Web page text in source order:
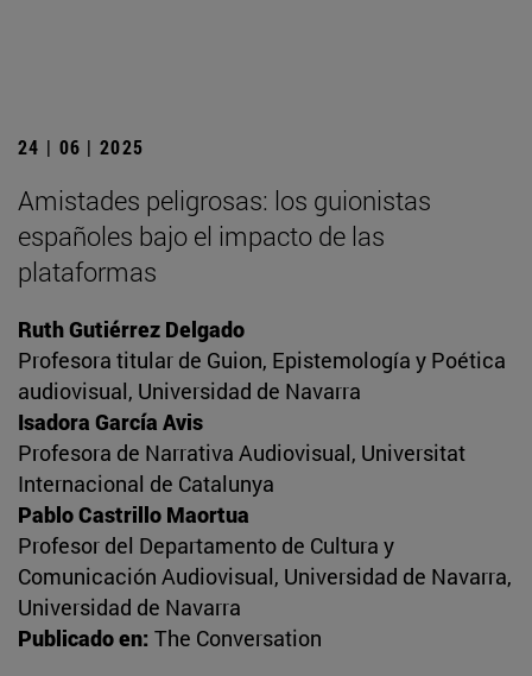
24 | 06 | 2025
Amistades peligrosas: los guionistas
españoles bajo el impacto de las
plataformas
Ruth Gutiérrez Delgado
Profesora titular de Guion, Epistemología y Poética
audiovisual, Universidad de Navarra
Isadora García Avis
Profesora de Narrativa Audiovisual, Universitat
Internacional de Catalunya
Pablo Castrillo Maortua
Profesor del Departamento de Cultura y
Comunicación Audiovisual, Universidad de Navarra,
Universidad de Navarra
Publicado en: The Conversation